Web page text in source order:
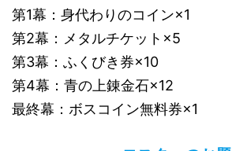
第1幕：身代わりのコイン×1
第2幕：メタルチケット×5
第3幕：ふくびき券×10
第4幕：青の上錬金石×12
最終幕：ボスコイン無料券×1